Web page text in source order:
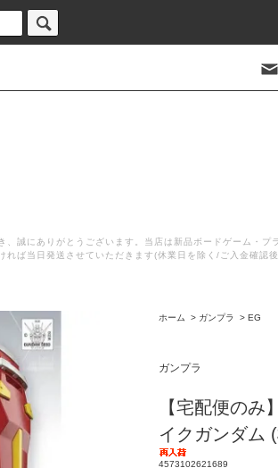
誠にありがとうございます。当店は新品ボードゲーム・プ
ば当日発送させていただきます(休業日を除く/ご入金確認
ホーム > ガンプラ > EG
ガンプラ
【宅配便のみ
イクガンダム
4573102621689